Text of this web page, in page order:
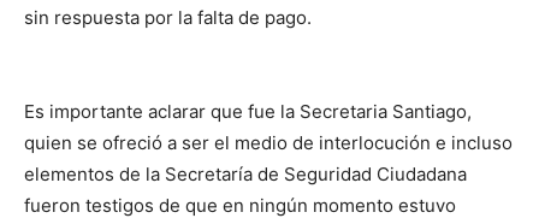
sin respuesta por la falta de pago.
Es importante aclarar que fue la Secretaria Santiago,
quien se ofreció a ser el medio de interlocución e incluso
elementos de la Secretaría de Seguridad Ciudadana
fueron testigos de que en ningún momento estuvo